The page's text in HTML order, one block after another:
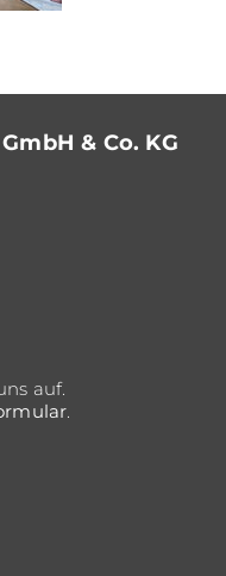
& Co. KG
auf.
.